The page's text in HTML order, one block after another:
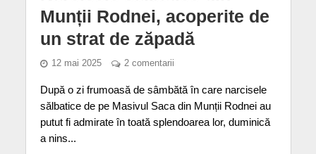
Munții Rodnei, acoperite de
un strat de zăpadă
12 mai 2025 2 comentarii
După o zi frumoasă de sâmbătă în care narcisele
sălbatice de pe Masivul Saca din Munții Rodnei au
putut fi admirate în toată splendoarea lor, duminică
a nins...